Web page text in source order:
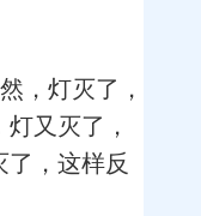
，灯灭了，
又灭了，
了，这样反